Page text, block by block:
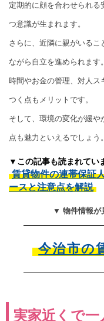
定期的に顔を合わせられ
つ意識が生まれます。
さらに、近隣に親がいる
ながら自立を進められます。
時間やお金の管理、対人
つく点もメリットです。
そして、環境の変化が緩
点も魅力といえるでしょう。
▼この記事も読まれてい
賃貸物件の連帯保証
ースと注意点を解説
▼ 物件情報が
今治市の
実家近くで